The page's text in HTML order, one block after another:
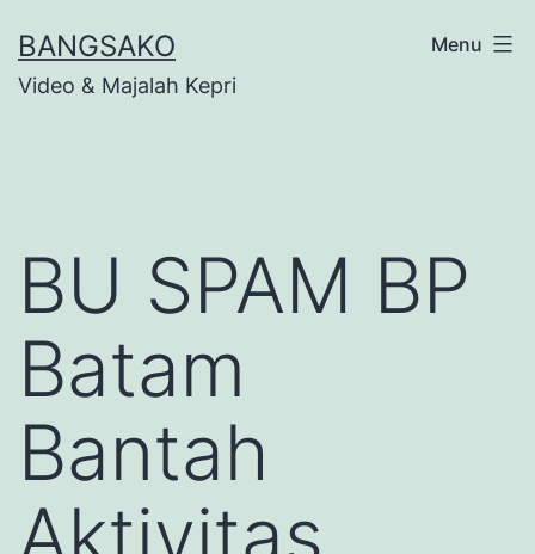
to
content
BANGSAKO
Video & Majalah Kepri
Menu
BU SPAM BP
Batam
Bantah
Aktivitas